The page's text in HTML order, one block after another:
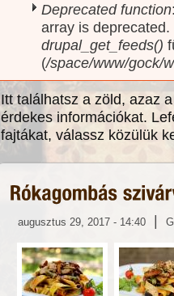
Deprecated function
array is
drupal_get_feeds()
(/space/www/gock/
Itt találhatsz a zöld, azaz
érdekes információkat.
fajtákat, válassz közülük
augusztus 29, 2017 - 14:40 |